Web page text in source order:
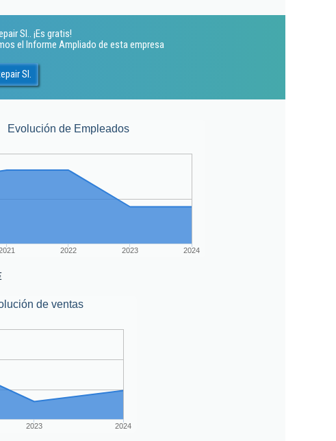
Sl.. ¡Es gratis!
el Informe Ampliado de esta empresa
Sl.
Evolución de Empleados
2022 2023 2024
de ventas
2023 2024